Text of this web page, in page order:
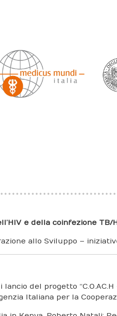
e della coinfezione TB/
allo Sviluppo –
del progetto
Italiana per la